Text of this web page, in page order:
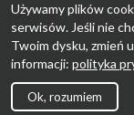
Używamy plików
serwisów. Jeśli nie
Twoim dysku, zmień
informacji: polityka
Ok, rozumiem